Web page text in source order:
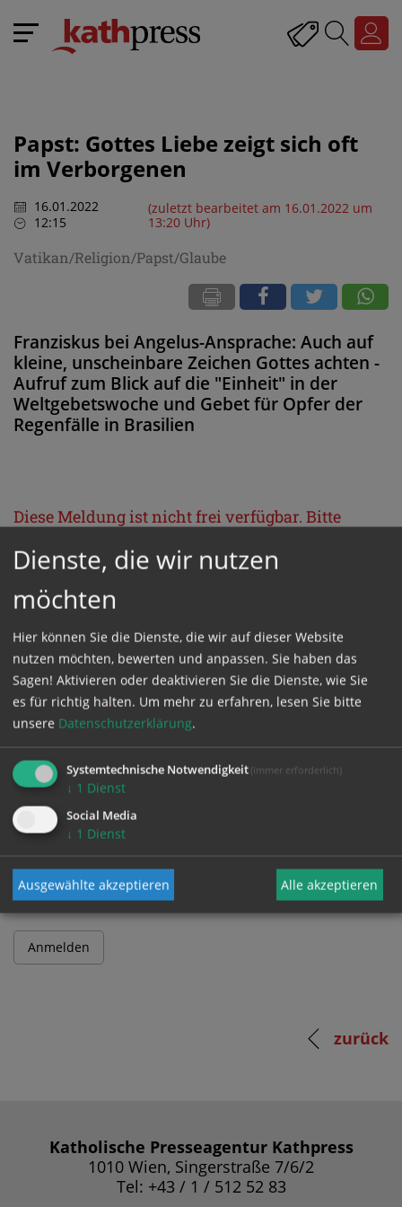
Papst: Gottes Liebe zeigt sich oft
im Verborgenen
16.01.2022
12:15
(zuletzt bearbeitet am 16.01.2022 um
13:20 Uhr)
Vatikan/Religion/Papst/Glaube
Franziskus bei Angelus-Ansprache: Auch auf
kleine, unscheinbare Zeichen Gottes achten -
Aufruf zum Blick auf die "Einheit" in der
Weltgebetswoche und Gebet für Opfer der
Regenfälle in Brasilien
Diese Meldung ist nicht frei verfügbar. Bitte
ProduktKathpress_online.
GESCHÜTZTER BEREICH
Bitte melden Sie sich mit Ihrem Benutzernamen
und Passwort an.
Benutzername
zurück
Katholische Presseagentur Kathpress
1010 Wien, Singerstraße 7/6/2
Tel: +43 / 1 / 512 52 83
Dienste, die wir nutzen
möchten
Hier können Sie die Dienste, die wir auf dieser Website
nutzen möchten, bewerten und anpassen. Sie haben das
Sagen! Aktivieren oder deaktivieren Sie die Dienste, wie Sie
es für richtig halten. Um mehr zu erfahren, lesen Sie bitte
unsere Datenschutzerklärung.
Systemtechnische Notwendigkeit (immer erforderlich)
↓ 1 Dienst
Social Media
↓ 1 Dienst
Ausgewählte akzeptieren Alle akzeptieren